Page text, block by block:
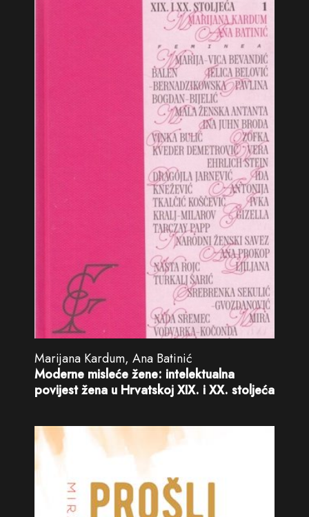
Marijana Kardum, Ana Batinić
Moderne misleće žene: intelektualna
povijest žena u Hrvatskoj XIX. i XX. stoljeća